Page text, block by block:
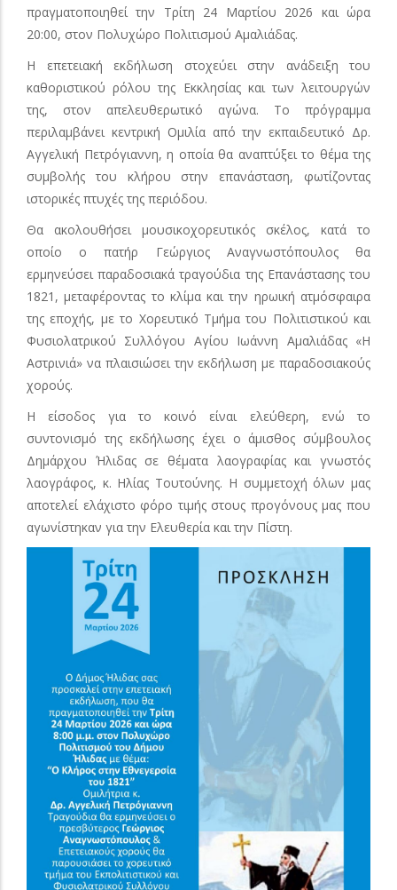
πραγματοποιηθεί την Τρίτη 24 Μαρτίου 2026 και ώρα
20:00, στον Πολυχώρο Πολιτισμού Αμαλιάδας.
Η επετειακή εκδήλωση στοχεύει στην ανάδειξη του
καθοριστικού ρόλου της Εκκλησίας και των λειτουργών
της, στον απελευθερωτικό αγώνα. Το πρόγραμμα
περιλαμβάνει κεντρική Ομιλία από την εκπαιδευτικό Δρ.
Αγγελική Πετρόγιαννη, η οποία θα αναπτύξει το θέμα της
συμβολής του κλήρου στην επανάσταση, φωτίζοντας
ιστορικές πτυχές της περιόδου.
Θα ακολουθήσει μουσικοχορευτικός σκέλος, κατά το
οποίο ο πατήρ Γεώργιος Αναγνωστόπουλος θα
ερμηνεύσει παραδοσιακά τραγούδια της Επανάστασης του
1821, μεταφέροντας το κλίμα και την ηρωική ατμόσφαιρα
της εποχής, με το Χορευτικό Τμήμα του Πολιτιστικού και
Φυσιολατρικού Συλλόγου Αγίου Ιωάννη Αμαλιάδας «Η
Αστρινιά» να πλαισιώσει την εκδήλωση με παραδοσιακούς
χορούς.
Η είσοδος για το κοινό είναι ελεύθερη, ενώ το
συντονισμό της εκδήλωσης έχει ο άμισθος σύμβουλος
Δημάρχου Ήλιδας σε θέματα λαογραφίας και γνωστός
λαογράφος, κ. Ηλίας Τουτούνης. Η συμμετοχή όλων μας
αποτελεί ελάχιστο φόρο τιμής στους προγόνους μας που
αγωνίστηκαν για την Ελευθερία και την Πίστη.